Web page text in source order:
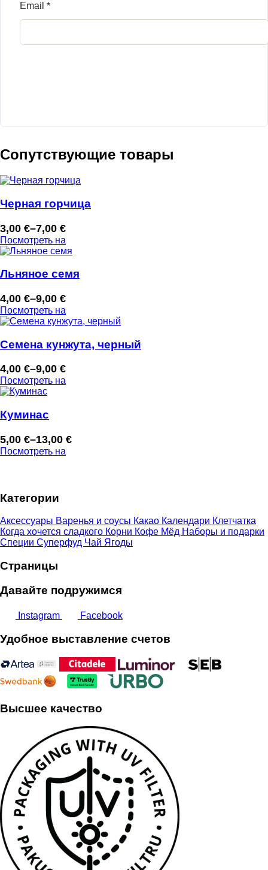
Email *
Сопутствующие товары
Черная горчица
3,00 €–7,00 €
Диапазон
цен:
–
Посмотреть на
Льняное семя
4,00 €–9,00 €
Диапазон
цен:
–
Посмотреть на
Семена кунжута, черный
4,00 €–9,00 €
Диапазон
цен:
–
Посмотреть на
Куминас
5,00 €–13,00 €
Диапазон
цен:
13,00 €
Посмотреть на
Категории
Аксессуары Варенья и соусы Какао Календари Клетчатка
Когда хочется сладкого Корни Кофе Мёд Наборы и подарки
Специи Суперфуд Чай Ягоды
Страницы
Давайте подружимся
Instagram Facebook
Удобное выставление счетов
Высшее качество